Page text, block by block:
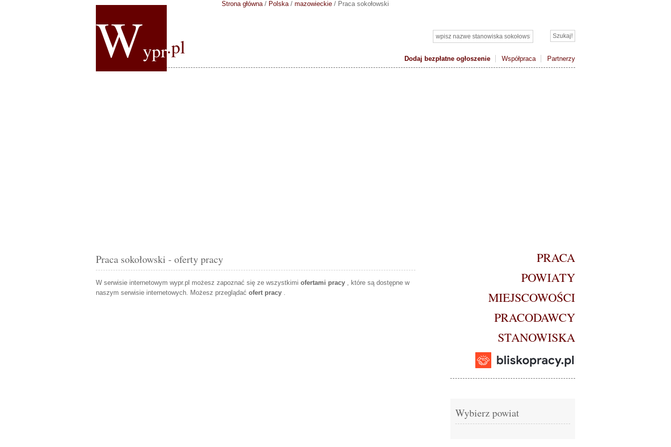
Wypr.pl
Dodaj bezpłatne ogłoszenie Współpraca Partnerzy
Strona główna/ Polska/ mazowieckie / Praca sokołowski
Praca sokołowski - oferty pracy
W serwisie internetowym wypr.pl możesz zapoznać się ze wszystkimi ofertami pracy , które są dostępne w
naszym serwisie internetowych. Możesz przeglądać ofert pracy .
PRACA
POWIATY
MIEJSCOWOŚCI
PRACODAWCY
STANOWISKA
Wybierz powiat